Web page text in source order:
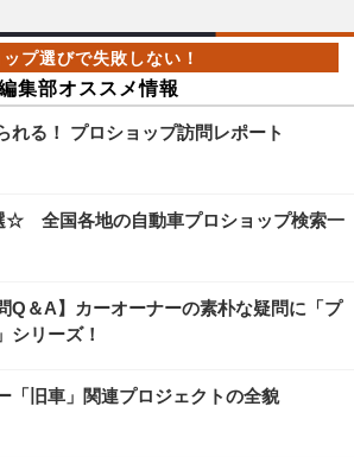
集部オススメ情報
れる！ プロショップ訪問レポート
全国各地の自動車プロショップ検索一
Q＆A】カーオーナーの素朴な疑問に「プ
シリーズ！
「旧車」関連プロジェクトの全貌